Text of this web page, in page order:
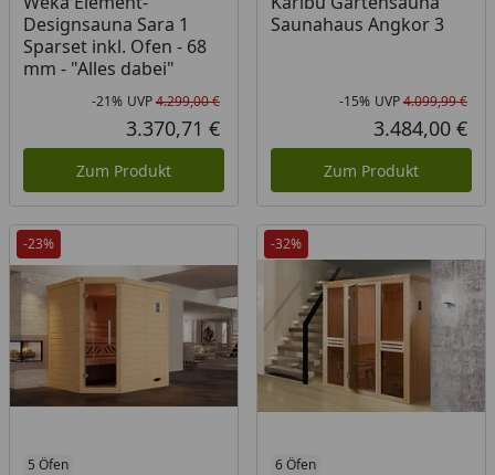
Designsauna Sara 1
Sparset inkl. Ofen - 68
mm - "Alles dabei"
Rabatt in Prozent
-21%
Ursprünglicher Preis
UVP4.299,00 €
Aktueller Preis
3.370,71 €
Zum Produkt
Saunahaus Angkor 3
-15% UVP4.099,99 €
3.484,00 €
Zum Produkt
-23%
5 Öfen
-32%
6 Öfen